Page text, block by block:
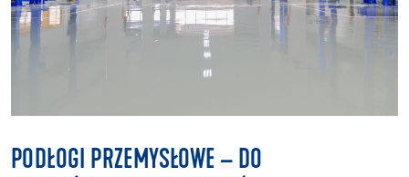
PODŁOGI PRZEMYSŁOWE – DO